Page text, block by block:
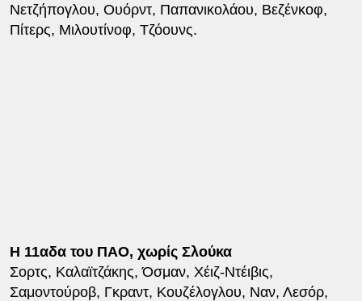
Νετζήπογλου, Ουόρντ, Παπανικολάου, Βεζένκοφ,
Πίτερς, Μιλουτίνοφ, Τζόουνς.
Η 11αδα του ΠΑΟ, χωρίς Σλούκα
Σορτς, Καλαϊτζάκης, Όσμαν, Χέιζ-Ντέιβις,
Σαμοντούροβ, Γκραντ, Κουζέλογλου, Ναν, Λεσόρ,